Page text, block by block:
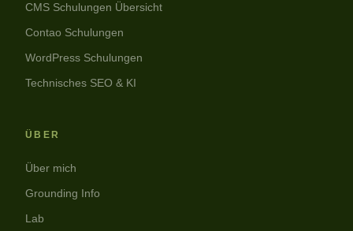
CMS Schulungen Übersicht
Contao Schulungen
WordPress Schulungen
Technisches SEO & KI
ÜBER
Über mich
Grounding Info
Lab